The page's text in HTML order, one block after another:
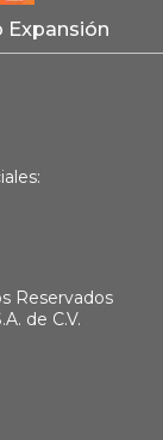
Expansión
Reservados
de C.V.